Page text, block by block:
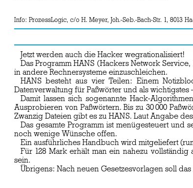
Info: ProzessLogic, c/o H. Meyer, Joh.-Seb.-Bach-Str. 1, 8013
Jetzt werden auch die Hacker wegrationalisiert!
Das Programm HANS (Hackers Network
in andere Rechnersysteme einzuschleichen.
HANS besteht aus vier Teilen: Einem
Datenverwaltung für Paßwörter und als
Damit lassen sich sogenannte Hack-
Ausprobieren von Paßwörtern. Bis zu 30 000
Zwanzig Dateien gibt es zu HANS. Laut Angabe
Das gesamte Programm ist menügesteuert
noch wenige Wünsche offen.
Ein ausführliches Handbuch wird mitgeliefert
Für 128 Mark erhält man ein nahezu
sein.
Übrigens: Nach neuen Gesetzesvorlagen soll